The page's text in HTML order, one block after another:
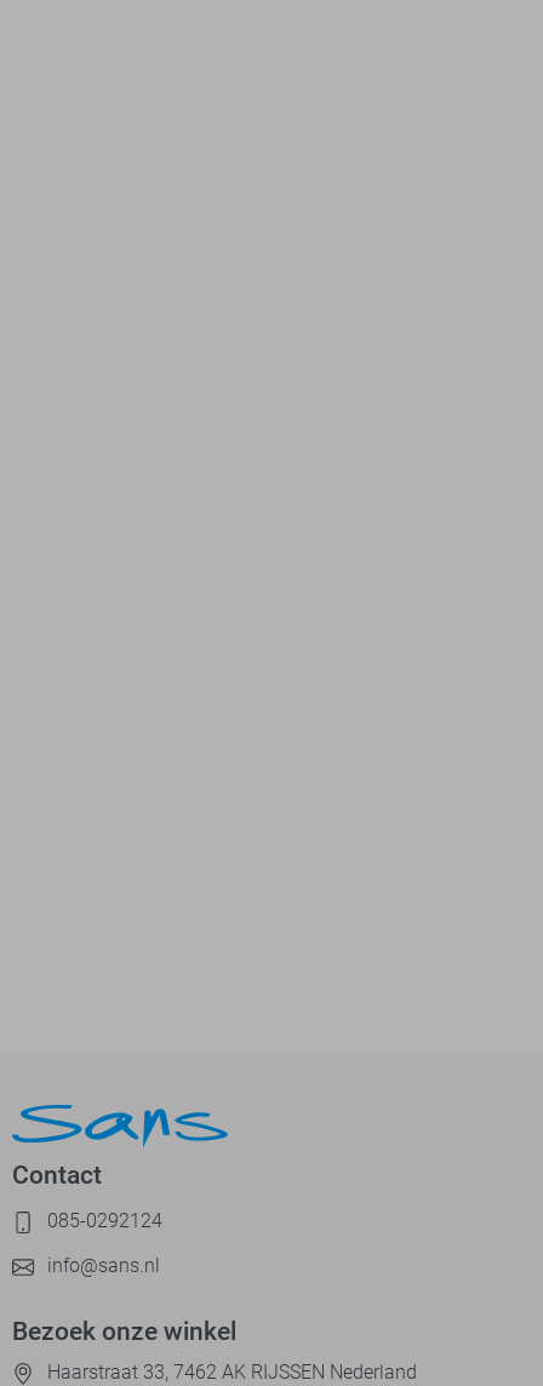
Contact
085-0292124
info@sans.nl
Bezoek onze winkel
Haarstraat 33, 7462 AK RIJSSEN Nederland